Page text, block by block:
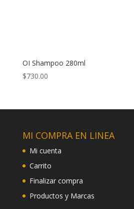
OI Shampoo 280ml
$730.00
MI COMPRA EN LINEA
Mi cuenta
Carrito
Finalizar compra
Productos y Marcas